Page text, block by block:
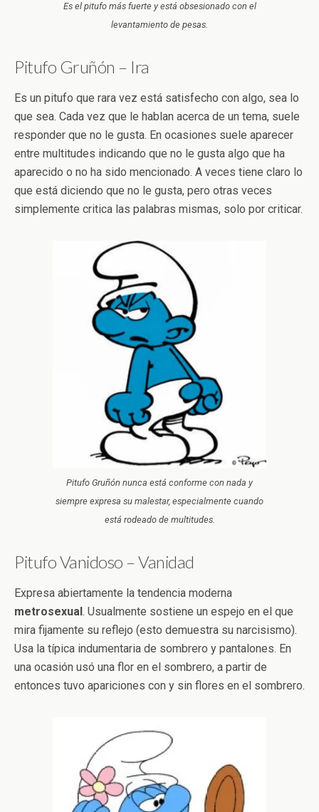
Es el pitufo más fuerte y está obsesionado con el
levantamiento de pesas.
Pitufo Gruñón – Ira
Es un pitufo que rara vez está satisfecho con algo, sea lo
que sea. Cada vez que le hablan acerca de un tema, suele
responder que no le gusta. En ocasiones suele aparecer
entre multitudes indicando que no le gusta algo que ha
aparecido o no ha sido mencionado. A veces tiene claro lo
que está diciendo que no le gusta, pero otras veces
simplemente critica las palabras mismas, solo por criticar.
Pitufo Gruñón nunca está conforme con nada y
siempre expresa su malestar, especialmente cuando
está rodeado de multitudes.
Pitufo Vanidoso – Vanidad
Expresa abiertamente la tendencia moderna
metrosexual. Usualmente sostiene un espejo en el que
mira fijamente su reflejo (esto demuestra su narcisismo).
Usa la típica indumentaria de sombrero y pantalones. En
una ocasión usó una flor en el sombrero, a partir de
entonces tuvo apariciones con y sin flores en el sombrero.